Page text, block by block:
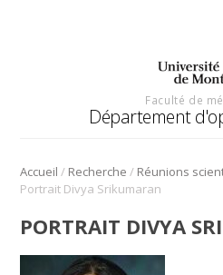
Faculté de
Département
Accueil / Recherche /
Portrait Divya Srikumaran
PORTRAIT DIVYA